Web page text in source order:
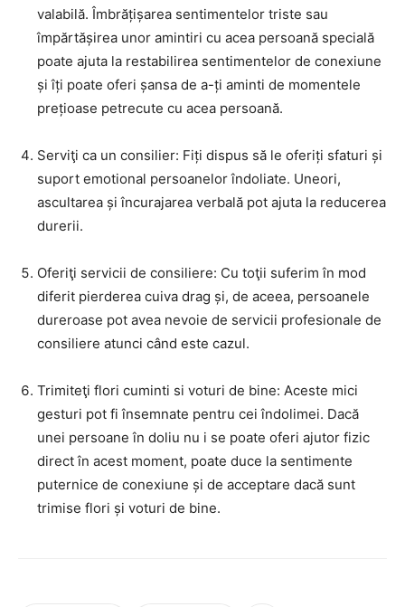
valabilă. Îmbrățișarea sentimentelor triste sau
împărtășirea unor amintiri cu acea persoană specială
poate ajuta la restabilirea sentimentelor de conexiune
și îți poate oferi șansa de a-ți aminti de momentele
prețioase petrecute cu acea persoană.
Serviţi ca un consilier: Fiți dispus să le oferiți sfaturi și
suport emotional persoanelor îndoliate. Uneori,
ascultarea și încurajarea verbală pot ajuta la reducerea
durerii.
Oferiţi servicii de consiliere: Cu toţii suferim în mod
diferit pierderea cuiva drag și, de aceea, persoanele
dureroase pot avea nevoie de servicii profesionale de
consiliere atunci când este cazul.
Trimiteţi flori cuminti si voturi de bine: Aceste mici
gesturi pot fi însemnate pentru cei îndolimei. Dacă
unei persoane în doliu nu i se poate oferi ajutor fizic
direct în acest moment, poate duce la sentimente
puternice de conexiune și de acceptare dacă sunt
trimise flori și voturi de bine.